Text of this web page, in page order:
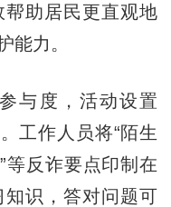
帮助居民更直观地
能力。
度，活动设置
工作人员将“陌生
等反诈要点印制在
识，答对问题可